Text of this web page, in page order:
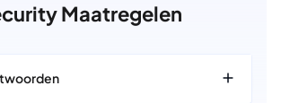
Maatregelen